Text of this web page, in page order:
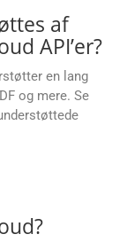
af
API’er?
en lang
og mere. Se